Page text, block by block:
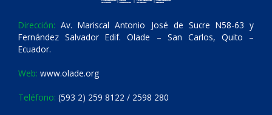
Dirección: Av. Mariscal Antonio José de Sucre N58-63 y
Fernández Salvador Edif. Olade – San Carlos, Quito –
Ecuador.
Web: www.olade.org
Teléfono: (593 2) 259 8122 / 2598 280